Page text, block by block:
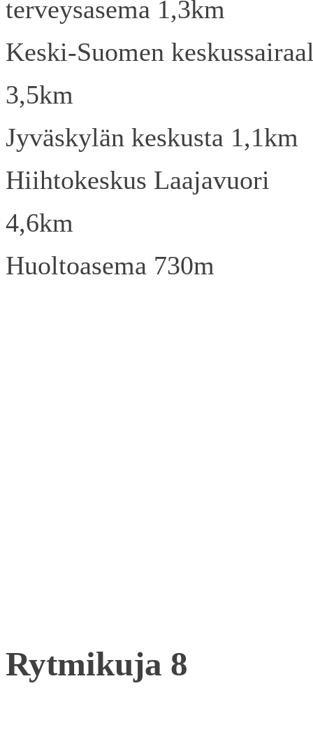
terveysasema 1,3km
Keski-Suomen
3,5km
Jyväskylän keskusta 1,1km
Hiihtokeskus Laajavuori
4,6km
Huoltoasema 730m
Rytmikuja 8